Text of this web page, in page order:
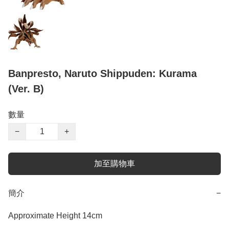
Banpresto, Naruto Shippuden: Kurama
(Ver. B)
數量
−
+
加至購物車
簡介 −
Approximate Height 14cm